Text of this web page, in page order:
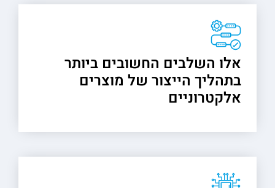
אלו השלבים החשובים ביותר
בתהליך הייצור של מוצרים
אלקטרוניים